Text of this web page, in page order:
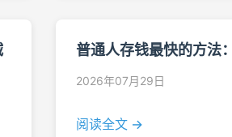
普通人存钱最快的方法
2026年07月29日
阅读全文 →